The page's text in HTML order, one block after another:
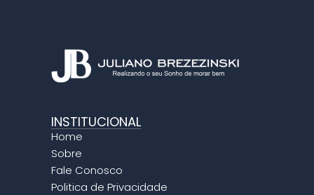
INSTITUCIONAL​
Home
Sobre
Fale Conosco
Politica de Privacidade